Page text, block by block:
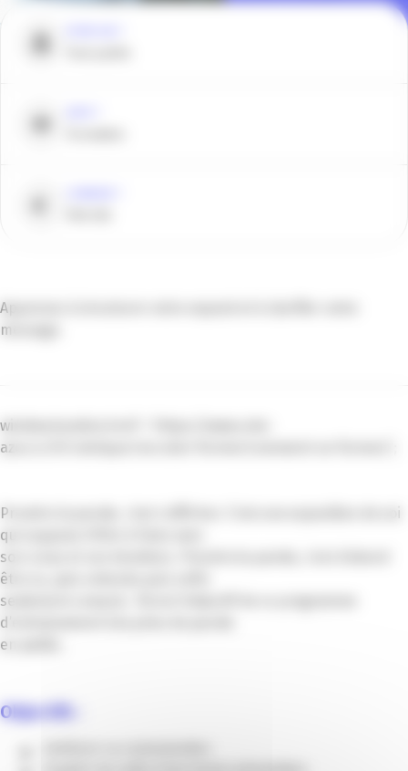
Apprenez à structurer votre exposé et à clarifier votre
message.
window.location.href = ‘https://www.cote-
azur.cci.fr/rubrique/recruter-former/comment-se-former/’;
Prendre la parole, c’est s’afficher. C’est une exposition de soi
qui suppose d’être à l’aise avec
son corps et ses émotions. Prendre la parole, c’est d’abord
être vu, puis entendu puis enfin
seulement compris. Tel est l’objectif de ce programme
d’entrainement à la prise de parole
en public.
Objectifs :